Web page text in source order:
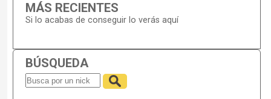
MÁS RECIENTES
Si lo acabas de conseguir lo verás aquí
BÚSQUEDA